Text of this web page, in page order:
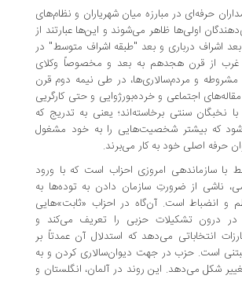
در مبارزه میان شهریاران و نظام‌های
اولی‌ها ظاهر می‌شوند و این‌ها عبارتند از
درباری و بعد "طبقه اشراف متوسط" در
قرن هجدهم به بعد و مخصوصاً وکلای
و مردم‌سالاری‌ها، در طی نیمه دوم قرن
اجتماعی و خرده‌بورژوایی و حتی کارگریی
سنتی برخاسته‌اند؛ یعنی به تدریج که
بیشتر شخصیت‌هایی را به خود مشغول
اصلی خود به کار می‌برند.
امروزی احزاب است که با ورود
از ضرورتِ سازمان دادن به توده‌ها به
است. آن‌گاه در احزاب «ثابت‌»هایی
تشکیلات حزبی را تعریف می‌کند و
می‌دهد که استدلال آن عمدتاً بر
حزب در جهت دیوان‌سالاری کردن و به
می‌دهد. این روند در آلمان، انگلستان و